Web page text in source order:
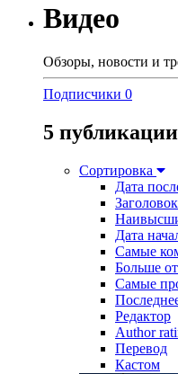
Видео
Обзоры, новости и
Подписчики 0
5
Сортировка
Дата
Заголовок
Дата
Самые
Больше
Самые
Редактор
Author
Перевод
Кастом